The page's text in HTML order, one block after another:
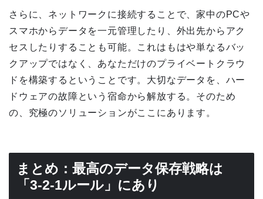
さらに、ネットワークに接続することで、家中のPCや
スマホからデータを一元管理したり、外出先からアク
セスしたりすることも可能。これはもはや単なるバッ
クアップではなく、あなただけのプライベートクラウ
ドを構築するということです。大切なデータを、ハー
ドウェアの故障という宿命から解放する。そのため
の、究極のソリューションがここにあります。
まとめ：最高のデータ保存戦略は
「3-2-1ルール」にあり